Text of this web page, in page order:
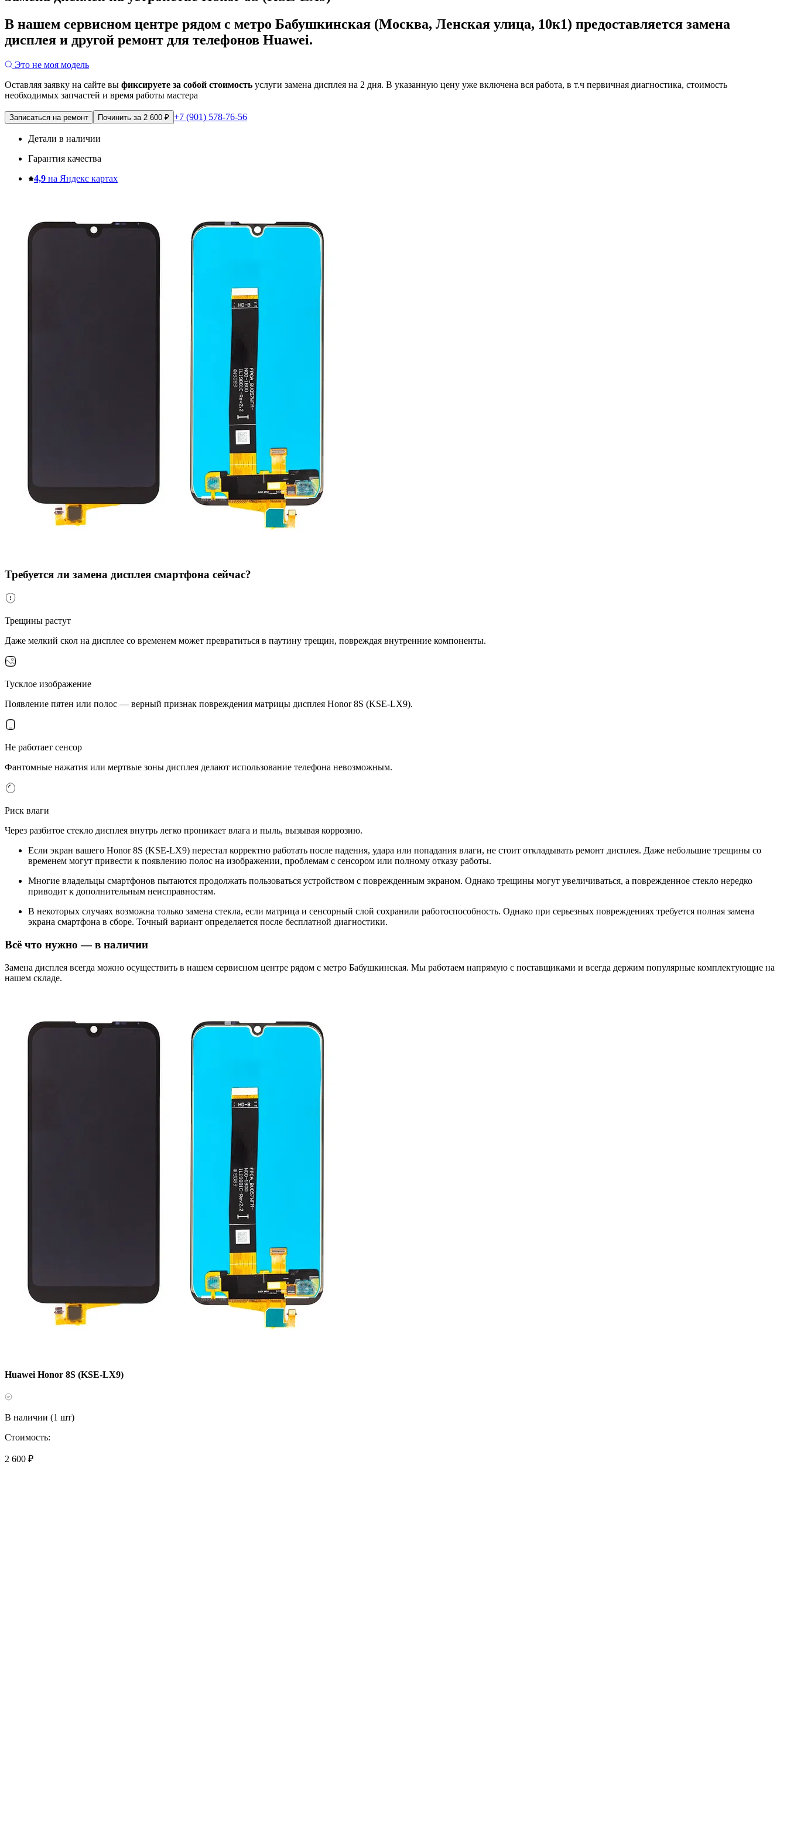
В нашем сервисном центре рядом с метро Бабушкинская (Москва, Ленская улица, 10к1) предоставляется замена
дисплея и другой ремонт для телефонов Huawei.
Это не моя модель
Оставляя заявку на сайте вы фиксируете за собой стоимость услуги замена дисплея на 2 дня. В указанную цену уже включена вся работа, в т.ч первичная диагностика, стоимость
необходимых запчастей и время работы мастера
Записаться на ремонт Починить за 2 600 ₽ +7 (901) 578-76-56
Детали в наличии
Гарантия качества
4,9 на Яндекс картах
Требуется ли замена дисплея смартфона сейчас?
Трещины растут
Даже мелкий скол на дисплее со временем может превратиться в паутину трещин, повреждая внутренние компоненты.
Тусклое изображение
Появление пятен или полос — верный признак повреждения матрицы дисплея Honor 8S (KSE-LX9).
Не работает сенсор
Фантомные нажатия или мертвые зоны дисплея делают использование телефона невозможным.
Риск влаги
Через разбитое стекло дисплея внутрь легко проникает влага и пыль, вызывая коррозию.
Если экран вашего Honor 8S (KSE-LX9) перестал корректно работать после падения, удара или попадания влаги, не стоит откладывать ремонт дисплея. Даже небольшие трещины со
временем могут привести к появлению полос на изображении, проблемам с сенсором или полному отказу работы.
Многие владельцы смартфонов пытаются продолжать пользоваться устройством с поврежденным экраном. Однако трещины могут увеличиваться, а поврежденное стекло нередко
приводит к дополнительным неисправностям.
В некоторых случаях возможна только замена стекла, если матрица и сенсорный слой сохранили работоспособность. Однако при серьезных повреждениях требуется полная замена
экрана смартфона в сборе. Точный вариант определяется после бесплатной диагностики.
Всё что нужно — в наличии
Замена дисплея всегда можно осуществить в нашем сервисном центре рядом с метро Бабушкинская. Мы работаем напрямую с поставщиками и всегда держим популярные комплектующие на
нашем складе.
Huawei Honor 8S (KSE-LX9)
В наличии (1 шт)
Стоимость:
2 600 ₽